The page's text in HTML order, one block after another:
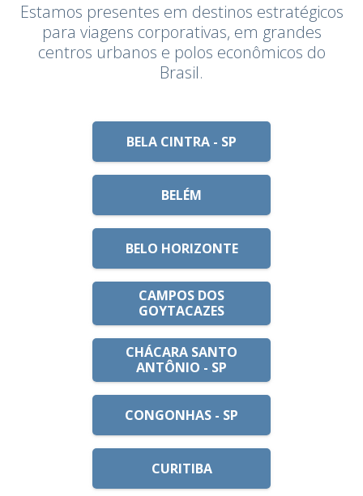
Estamos presentes em destinos estratégicos
para viagens corporativas, em grandes
centros urbanos e polos econômicos do
Brasil.
BELA CINTRA - SP
BELÉM
BELO HORIZONTE
CAMPOS DOS
GOYTACAZES
CHÁCARA SANTO
ANTÔNIO - SP
CONGONHAS - SP
CURITIBA